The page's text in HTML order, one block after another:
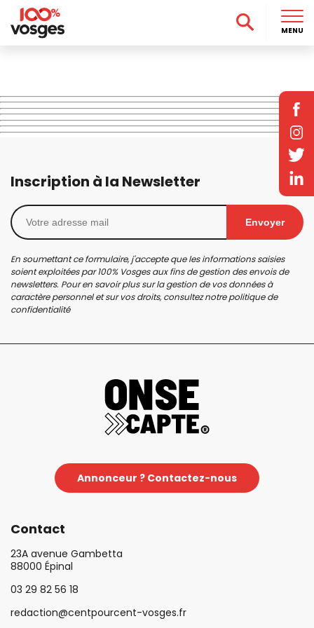
Inscription à la Newsletter
Envoyer
En soumettant ce formulaire, j'accepte que les informations saisies
soient exploitées par 100% Vosges aux fins de gestion des envois de
newsletters. Pour en savoir plus sur la gestion de vos données à
caractère personnel et sur vos droits, consultez notrepolitique de
confidentialité
Annonceur ? Contactez-nous
Contact
23A avenue Gambetta
88000 Épinal
03 29 82 56 18
redaction@centpourcent-vosges.fr
MENU